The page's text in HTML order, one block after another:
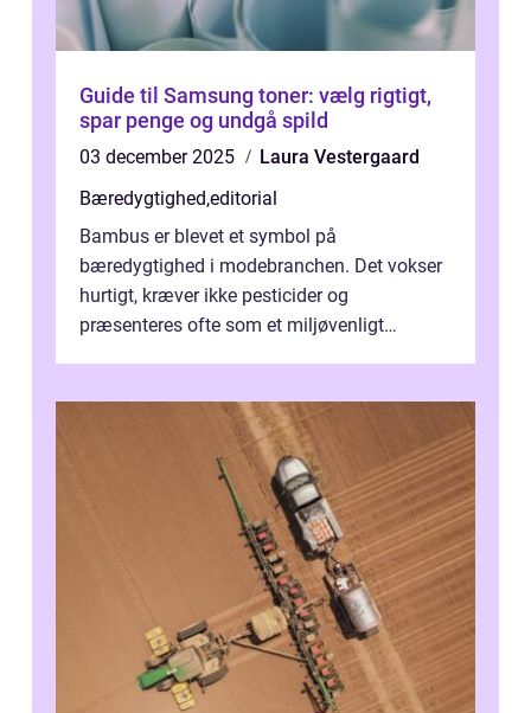
Guide til Samsung toner: vælg rigtigt,
spar penge og undgå spild
03 december 2025
Laura Vestergaard
Bæredygtighed,editorial
Bambus er blevet et symbol på
bæredygtighed i modebranchen. Det vokser
hurtigt, kræver ikke pesticider og
præsenteres ofte som et miljøvenligt